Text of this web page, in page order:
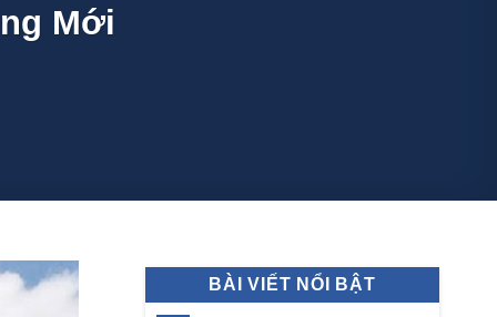
Mới
BÀI VIẾT NỔI BẬT